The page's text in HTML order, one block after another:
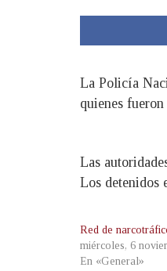
La Policía
quienes
Las
Los detenidos
Red de
miércoles, 6
En «General»